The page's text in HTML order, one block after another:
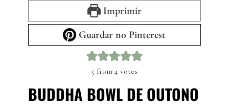
Imprimir
Guardar no Pinterest
5 from4 votes
BUDDHA BOWL DE OUTONO